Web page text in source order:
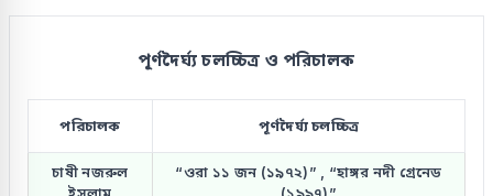
পূর্ণদৈর্ঘ্য চলচ্চিত্র ও পরিচালক
পরিচালক পূর্ণদৈর্ঘ্য চলচ্চিত্র
চাষী নজরুল
“ওরা ১১ জন (১৯৭২)” , “হাঙ্গর নদী গ্রেনেড